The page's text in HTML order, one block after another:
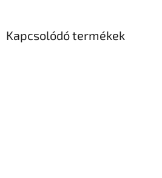
Kapcsolódó termékek